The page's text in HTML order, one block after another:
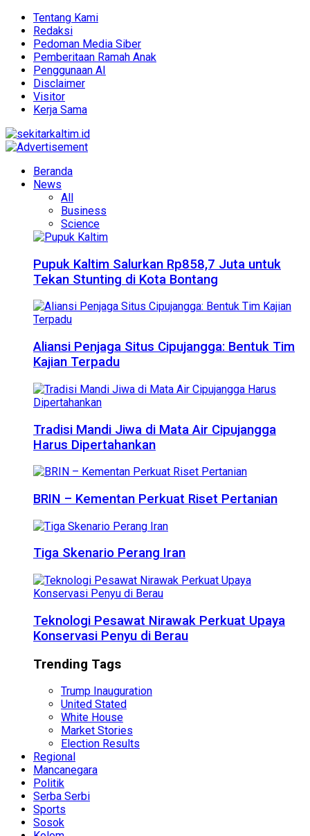
Tentang Kami
Redaksi
Pedoman Media Siber
Pemberitaan Ramah Anak
Penggunaan AI
Disclaimer
Visitor
Kerja Sama
Beranda
News
All
Business
Science
Pupuk Kaltim Salurkan Rp858,7 Juta untuk
Tekan Stunting di Kota Bontang
Aliansi Penjaga Situs Cipujangga: Bentuk Tim
Kajian Terpadu
Tradisi Mandi Jiwa di Mata Air Cipujangga
Harus Dipertahankan
BRIN – Kementan Perkuat Riset Pertanian
Tiga Skenario Perang Iran
Teknologi Pesawat Nirawak Perkuat Upaya
Konservasi Penyu di Berau
Trending Tags
Trump Inauguration
United Stated
White House
Market Stories
Election Results
Regional
Mancanegara
Politik
Serba Serbi
Sports
Sosok